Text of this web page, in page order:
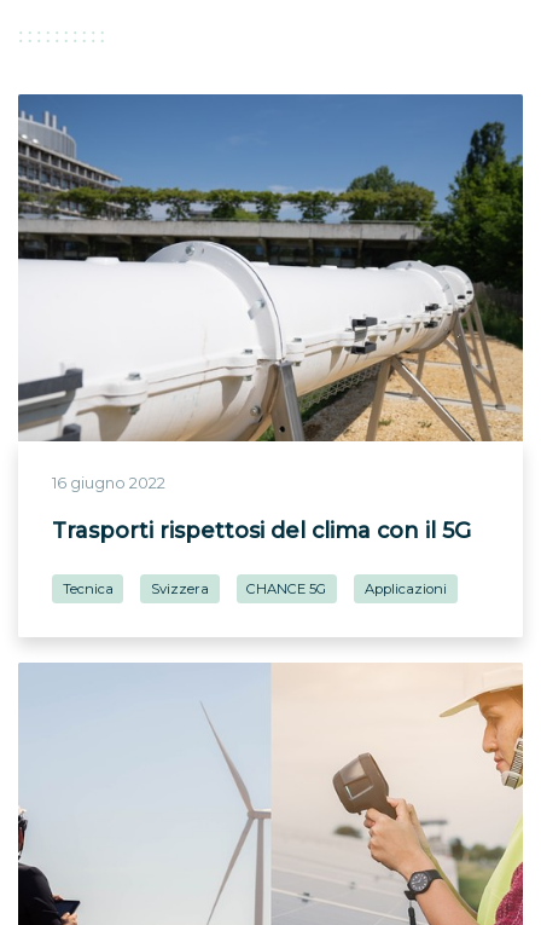
16 giugno 2022
Trasporti rispettosi del clima con il 5G
Tecnica Svizzera CHANCE 5G Applicazioni